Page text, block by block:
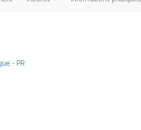
- PR